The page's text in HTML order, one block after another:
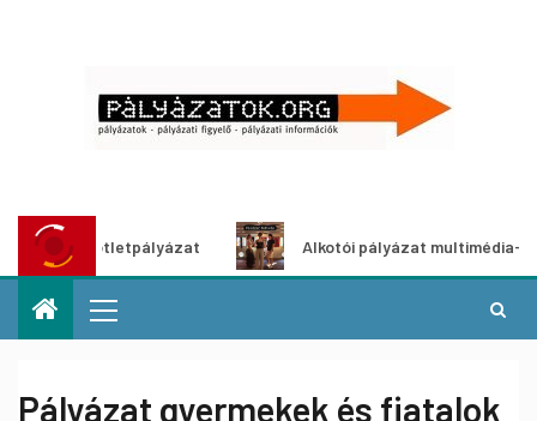
ötletpályázat Alkotói pályázat multimédia-
Pályázat gyermekek és fiatalok